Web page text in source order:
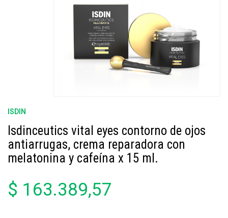
ISDIN
Isdinceutics vital eyes contorno de ojos
antiarrugas, crema reparadora con
melatonina y cafeína x 15 ml.
$ 163.389,57